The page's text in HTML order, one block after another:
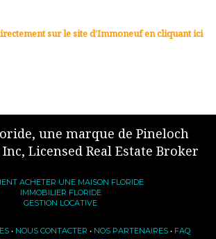
sur le site d’Immoneuf en cliquant ici
une marque de Pineloch
Licensed Real Estate Broker
ACHETER UNE MAISON FLORIDE
IMMOBILIER FLORIDE
GESTION LOCATIVE
• NOUS CONTACTER • NOS PARTENAIRES• FAQ